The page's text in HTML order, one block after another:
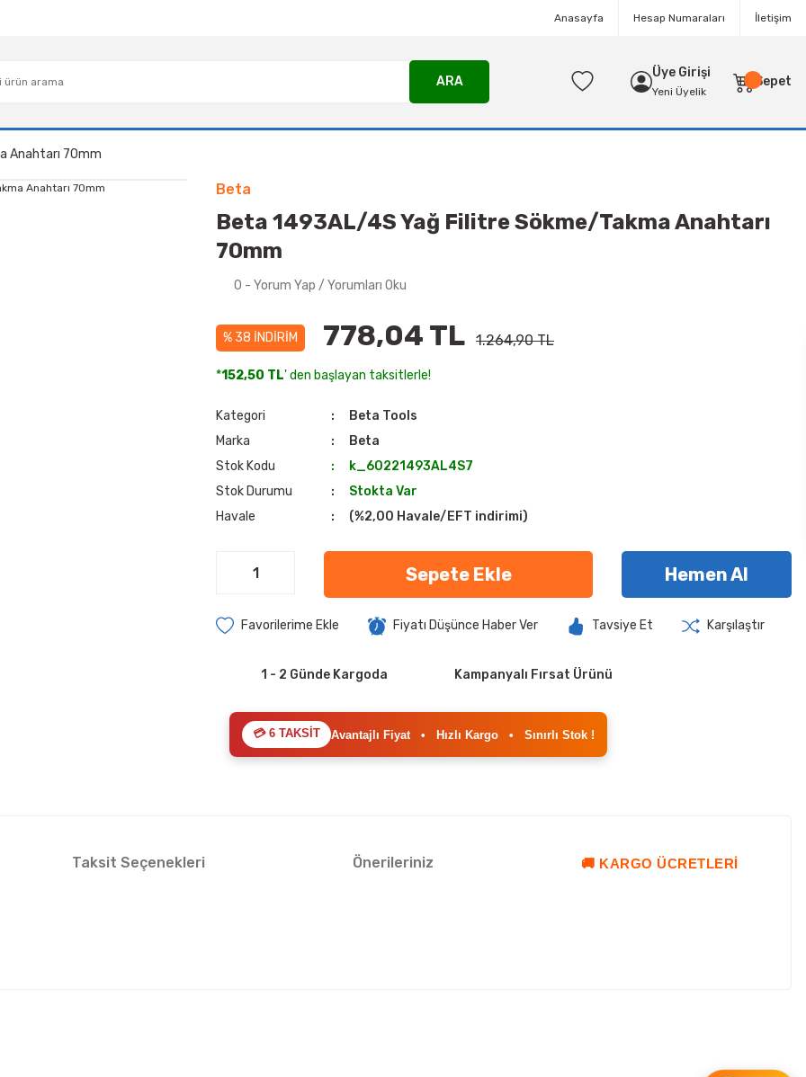
Anasayfa Hesap Numaraları İletişim
ARA
Üye Girişi
Yeni Üyelik
Sepet
Anahtarı 70mm
Beta
Beta 1493AL/4S Yağ Filitre Sökme/Takma Anahtarı
70mm
0 - Yorum Yap / Yorumları Oku
% 38 İNDİRİM 778,04 TL 1.264,90 TL
*152,50 TL' den başlayan taksitlerle!
Kategori
Beta Tools
Marka
Beta
Stok Kodu
k_60221493AL4S7
Stok Durumu
Stokta Var
Havale
(%2,00 Havale/EFT indirimi)
Sepete Ekle Hemen Al
Fiyatı Düşünce Haber Ver Tavsiye Et Karşılaştır
1 - 2 Günde Kargoda Kampanyalı Fırsat Ürünü
💳 6 TAKSİT Avantajlı Fiyat • Hızlı Kargo • Sınırlı Stok !
Taksit Seçenekleri Önerileriniz 🚚 KARGO ÜCRETLERI